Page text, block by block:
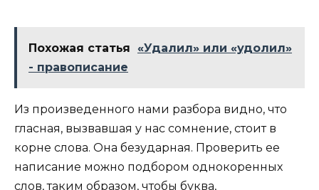
Похожая статья
«Удалил» или «удолил»
- правописание
Из произведенного нами разбора видно, что
гласная, вызвавшая у нас сомнение, стоит в
корне слова. Она безударная. Проверить ее
написание можно подбором однокоренных
слов, таким образом, чтобы буква,